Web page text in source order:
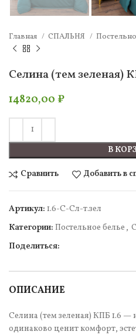
Главная СПАЛЬНЯ
Селина (тем зеленая)
14820,00 ₽
В
Сравнить Добавить в
Артикул: 1.6-С-Сл-т.зел
Категории: Постельное белье ,
Поделиться:
ОПИСАНИЕ
Селина (тем зеленая) КПБ 1.6 —
одинаково ценит комфорт,